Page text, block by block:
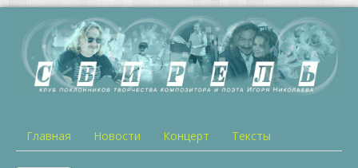
Главная Новости Концерт Тексты